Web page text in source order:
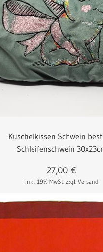
Kuschelkissen Schwein
Schleifenschwein
inkl. 19% MwSt. zzgl. Versand
27,00 €